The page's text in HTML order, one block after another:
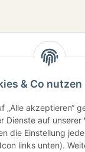
& Co nutzen
„Alle akzeptieren“
Dienste auf unserer
die Einstellung
links unten).